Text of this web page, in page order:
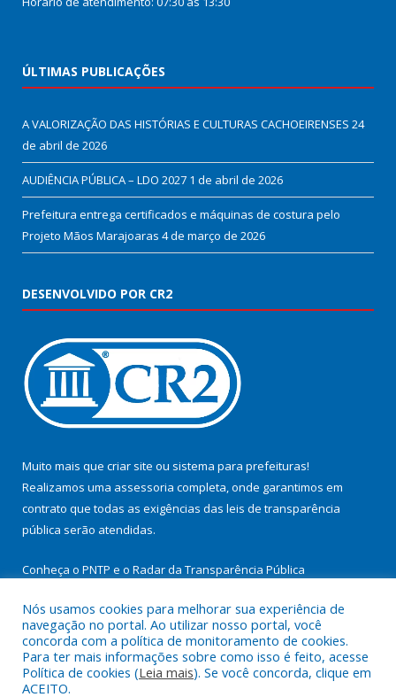
ÚLTIMAS PUBLICAÇÕES
A VALORIZAÇÃO DAS HISTÓRIAS E CULTURAS CACHOEIRENSES 24
de abril de 2026
AUDIÊNCIA PÚBLICA – LDO 2027 1 de abril de 2026
Prefeitura entrega certificados e máquinas de costura pelo
Projeto Mãos Marajoaras 4 de março de 2026
DESENVOLVIDO POR CR2
Muito mais que criar site ou sistema para prefeituras!
Realizamos uma assessoria completa, onde garantimos em
contrato que todas as exigências das leis de transparência
pública serão atendidas.
Conheça o PNTP e o Radar da Transparência Pública
Todos os direitos reservados a Prefeitura Municipal de
Cachoeira do Arari.
Nós usamos cookies para melhorar sua experiência de
navegação no portal. Ao utilizar nosso portal, você
concorda com a política de monitoramento de cookies.
Para ter mais informações sobre como isso é feito, acesse
Política de cookies (Leia mais). Se você concorda, clique em
ACEITO.